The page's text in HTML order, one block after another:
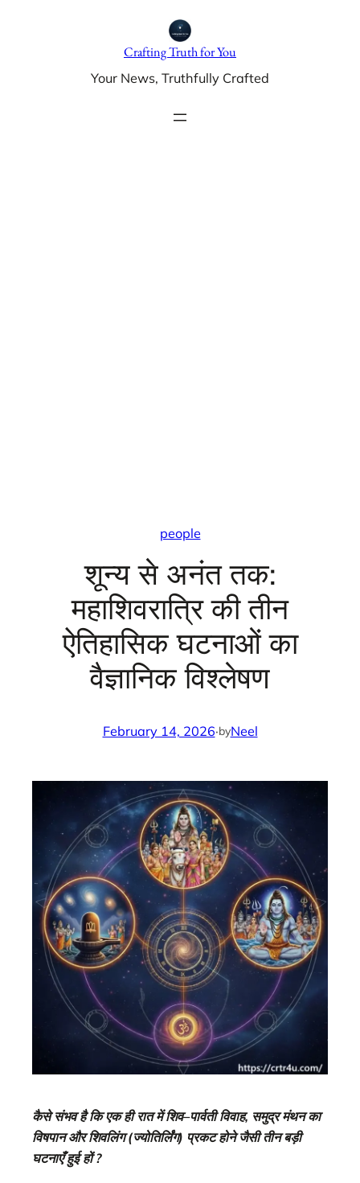
Crafting Truth for You
Your News, Truthfully Crafted
people
शून्य से अनंत तक:
महाशिवरात्रि की तीन
ऐतिहासिक घटनाओं का
वैज्ञानिक विश्लेषण
February 14, 2026·byNeel
कैसे संभव है कि एक ही रात में शिव–पार्वती विवाह, समुद्र मंथन का
विषपान और शिवलिंग (ज्योतिर्लिंग) प्रकट होने जैसी तीन बड़ी
घटनाएँ हुई हों ?